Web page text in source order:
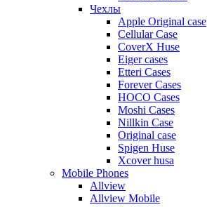
Чехлы
Apple Original case
Cellular Case
CoverX Huse
Eiger cases
Etteri Cases
Forever Cases
HOCO Cases
Moshi Cases
Nillkin Case
Original case
Spigen Huse
Xcover husa
Mobile Phones
Allview
Allview Mobile